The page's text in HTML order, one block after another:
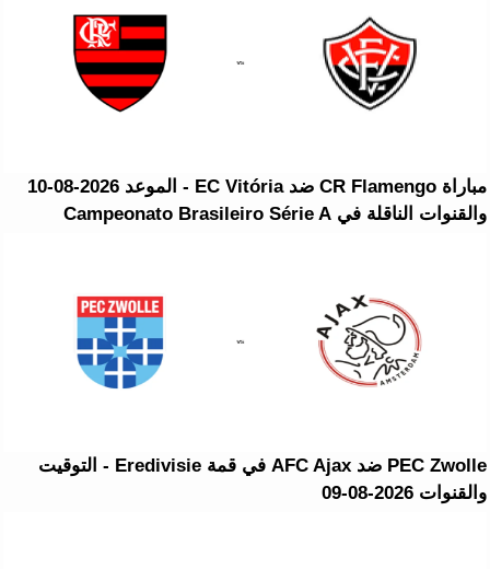
مباراة CR Flamengo ضد EC Vitória - الموعد 2026-08-10
والقنوات الناقلة في Campeonato Brasileiro Série A
PEC Zwolle ضد AFC Ajax في قمة Eredivisie - التوقيت
والقنوات 2026-08-09